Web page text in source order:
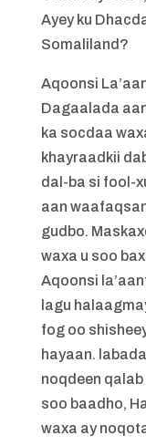
Ayey ku
Somaliland?
Aqoonsi
Dagaalada
ka socdaa
khayraadkii
dal-ba si fool-
aan
gudbo.
waxa u soo
Aqoonsi
lagu
fog oo
hayaan.
noqdeen
soo baadho,
waxa ay